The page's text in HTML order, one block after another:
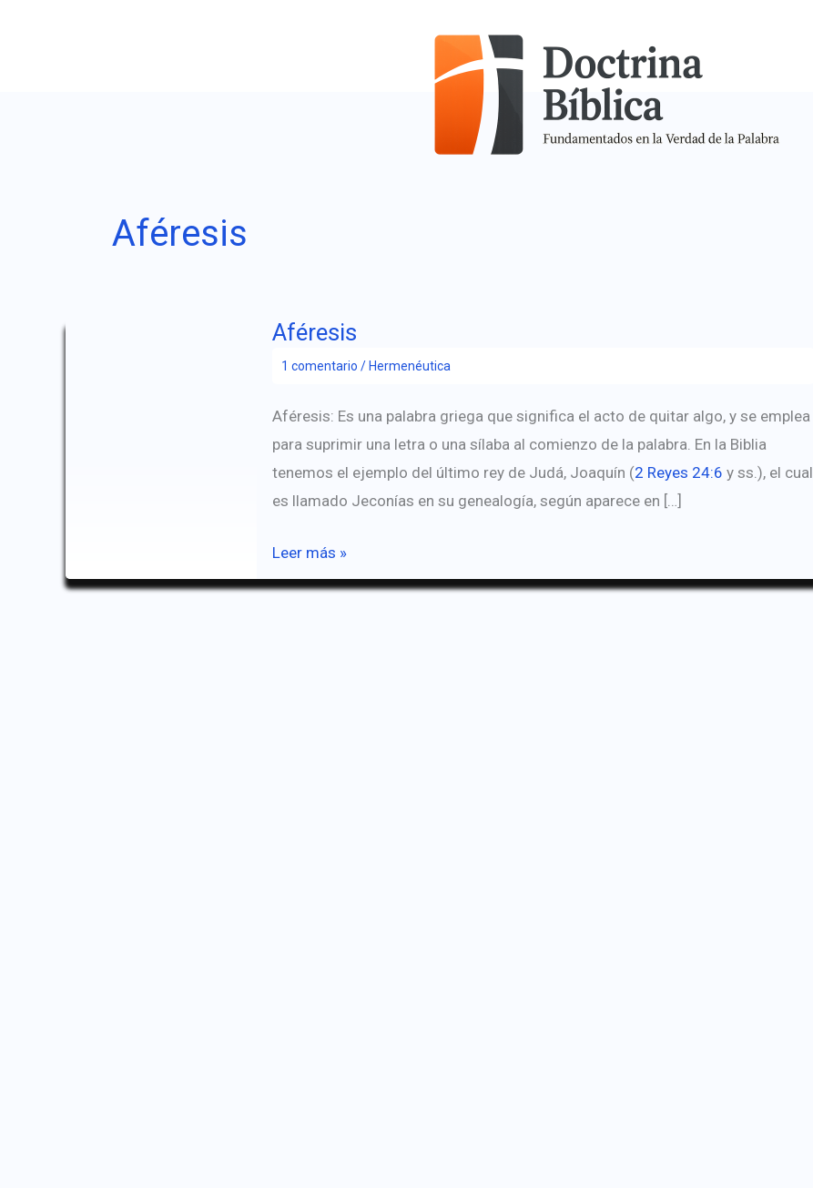
Aféresis
Aféresis
1 comentario / Hermenéutica
Aféresis: Es una palabra griega que significa el acto de quitar algo, y se emplea
para suprimir una letra o una sílaba al comienzo de la palabra. En la Biblia
tenemos el ejemplo del último rey de Judá, Joaquín (2 Reyes 24:6 y ss.), el cual
es llamado Jeconías en su genealogía, según aparece en […]
Aféresis
Leer más »